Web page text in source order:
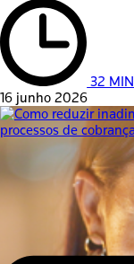
32 MIN
16 junho 2026